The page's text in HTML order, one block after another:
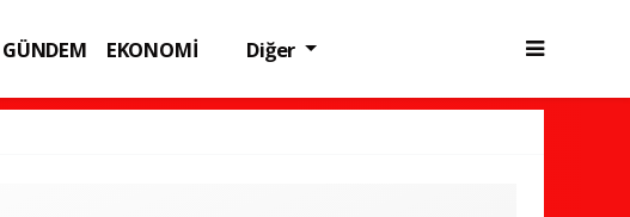
GÜNDEM
EKONOMİ
Diğer